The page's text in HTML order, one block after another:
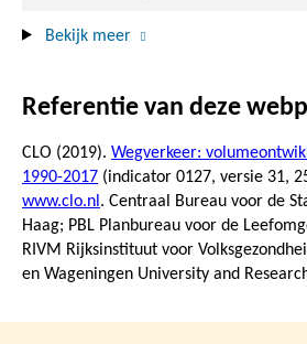
Bekijk meer
Referentie van deze
CLO (2019). Wegverkeer:
1990-2017 (indicator 0127, versie 31,
www.clo.nl . Centraal Bureau voor de
Haag; PBL Planbureau voor de
RIVM Rijksinstituut voor
en Wageningen University and